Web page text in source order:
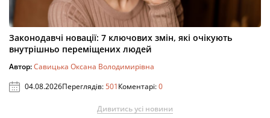
Законодавчі новації: 7 ключових змін, які очікують
внутрішньо переміщених людей
Автор:Савицька Оксана Володимирівна
04.08.2026Переглядів:501Коментарі:0
Дивитись усі новини